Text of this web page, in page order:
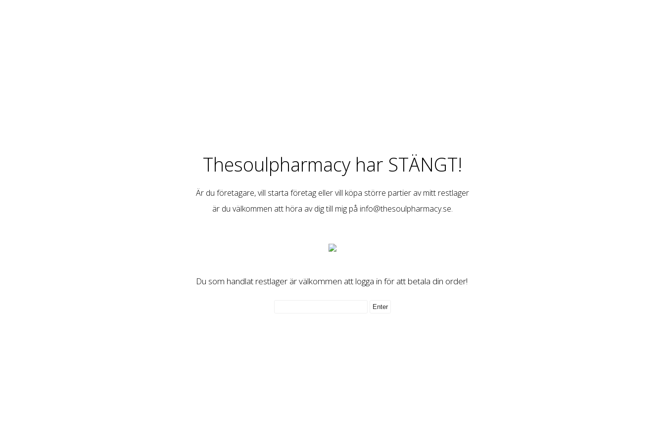
Thesoulpharmacy har STÄNGT!
Är du företagare, vill starta företag eller vill köpa större partier av mitt restlager
är du välkommen att höra av dig till mig på info@thesoulpharmacy.se.
Du som handlat restlager är välkommen att logga in för att betala din order!